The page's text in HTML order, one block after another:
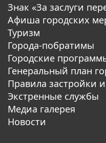
Знак «За заслуги
Афиша городских
Туризм
Города-побратимы
Городские
Генеральный план
Правила застройки
Экстренные службы
Медиа галерея
Новости